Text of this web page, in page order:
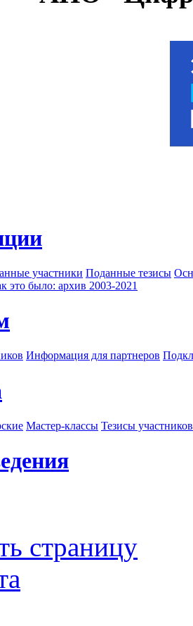
участники Поданные тезисы
это было: архив 2003-2021
Информация для партнеров
Мастер-классы Тезисы
страницу